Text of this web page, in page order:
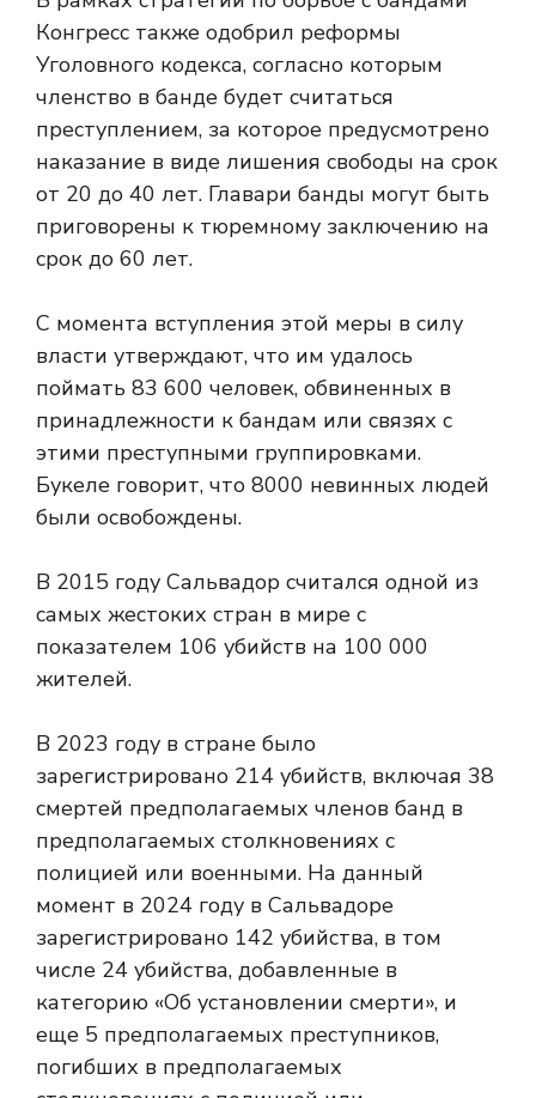
Конгресс также одобрил реформы
Уголовного кодекса, согласно которым
членство в банде будет считаться
преступлением, за которое предусмотрено
наказание в виде лишения свободы на срок
от 20 до 40 лет. Главари банды могут быть
приговорены к тюремному заключению на
срок до 60 лет.
С момента вступления этой меры в силу
власти утверждают, что им удалось
поймать 83 600 человек, обвиненных в
принадлежности к бандам или связях с
этими преступными группировками.
Букеле говорит, что 8000 невинных людей
были освобождены.
В 2015 году Сальвадор считался одной из
самых жестоких стран в мире с
показателем 106 убийств на 100 000
жителей.
В 2023 году в стране было
зарегистрировано 214 убийств, включая 38
смертей предполагаемых членов банд в
предполагаемых столкновениях с
полицией или военными. На данный
момент в 2024 году в Сальвадоре
зарегистрировано 142 убийства, в том
числе 24 убийства, добавленные в
категорию «Об установлении смерти», и
еще 5 предполагаемых преступников,
погибших в предполагаемых